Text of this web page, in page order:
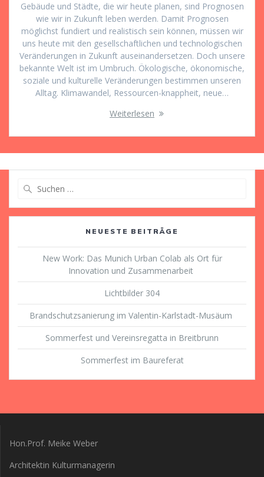
Gebäude und Städte, die wir heute planen, sind Prognosen
wie wir in Zukunft leben werden. Damit Prognosen
möglichst fundiert und realistisch sein können, müssen wir
uns heute mit den gesellschaftlichen und technologischen
Veränderungen in Zukunft auseinandersetzen. Doch unsere
bekannte Welt ist im Umbruch. Ökologische, ökonomische,
soziale und kulturelle Veränderungen bestimmen unseren
Alltag. Klimawandel, Ressourcen-knappheit, neue…
Weiterlesen
NEUESTE BEITRÄGE
New Work: Das Munich Urban Colab als Ort für
Innovation und Zusammenarbeit
Lichtbilder 304
Brandschutzsanierung im Valentin-Karlstadt-Musäum
Sommerfest und Vereinsregatta in Breitbrunn
Sommerfest im Baureferat
Hon.Prof. Meike Weber
Architektin Kulturmanagerin